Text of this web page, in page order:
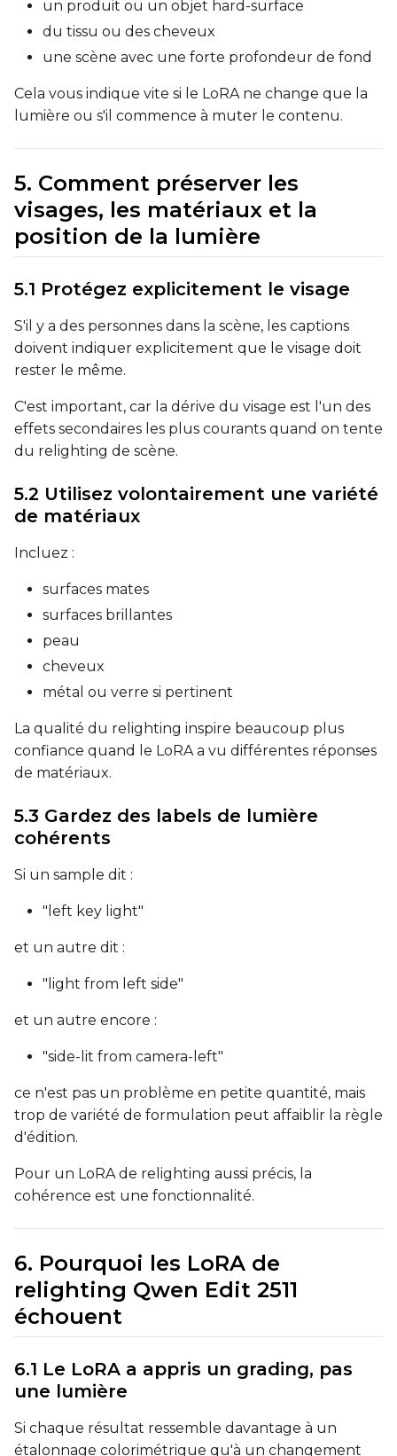
Seed
LoRA Scale
Prompt
Width
Height
Height
Seed
LoRA Scale
un produit ou un objet hard-surface
du tissu ou des cheveux
une scène avec une forte profondeur de fond
Cela vous indique vite si le LoRA ne change que la
lumière ou s'il commence à muter le contenu.
5. Comment préserver les
visages, les matériaux et la
position de la lumière
5.1 Protégez explicitement le visage
S'il y a des personnes dans la scène, les captions
doivent indiquer explicitement que le visage doit
rester le même.
C'est important, car la dérive du visage est l'un des
effets secondaires les plus courants quand on tente
du relighting de scène.
5.2 Utilisez volontairement une variété
de matériaux
Incluez :
surfaces mates
surfaces brillantes
peau
cheveux
métal ou verre si pertinent
La qualité du relighting inspire beaucoup plus
confiance quand le LoRA a vu différentes réponses
de matériaux.
5.3 Gardez des labels de lumière
cohérents
Si un sample dit :
"left key light"
et un autre dit :
"light from left side"
et un autre encore :
"side-lit from camera-left"
ce n'est pas un problème en petite quantité, mais
trop de variété de formulation peut affaiblir la règle
d'édition.
Pour un LoRA de relighting aussi précis, la
cohérence est une fonctionnalité.
6. Pourquoi les LoRA de
relighting Qwen Edit 2511
échouent
6.1 Le LoRA a appris un grading, pas
une lumière
Si chaque résultat ressemble davantage à un
étalonnage colorimétrique qu'à un changement